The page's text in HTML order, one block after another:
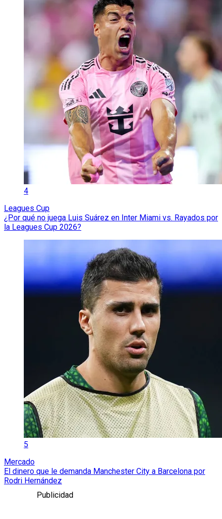
4
Leagues Cup
¿Por qué no juega Luis Suárez en Inter Miami vs. Rayados por
la Leagues Cup 2026?
5
Mercado
El dinero que le demanda Manchester City a Barcelona por
Rodri Hernández
Publicidad